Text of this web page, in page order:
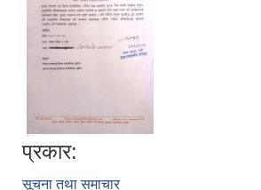
प्रकार:
सूचना तथा समाचार